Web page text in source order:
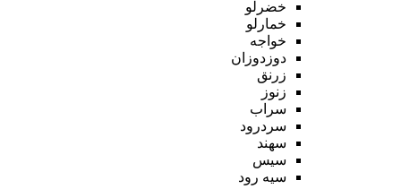
خضرلو
خمارلو
خواجه
دوزدوزان
زرنق
زنوز
سراب
سردرود
سهند
سیس
سیه رود